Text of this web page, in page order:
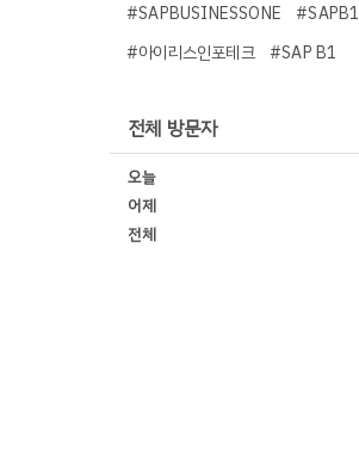
#SAPBUSINESSONE
#SAPB1
#아이리스인포테크 #SAP B1
전체 방문자
오늘
어제
전체